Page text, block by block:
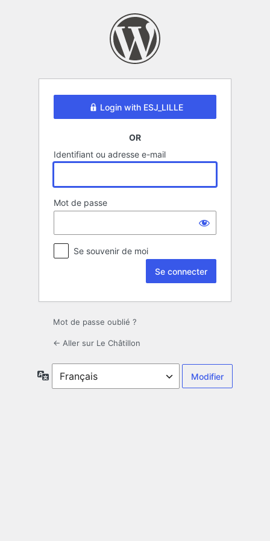
Login with ESJ_LILLE
OR
Identifiant ou adresse e-mail
Mot de passe
Se souvenir de moi
Mot de passe oublié ?
← Aller sur Le Châtillon
Langue